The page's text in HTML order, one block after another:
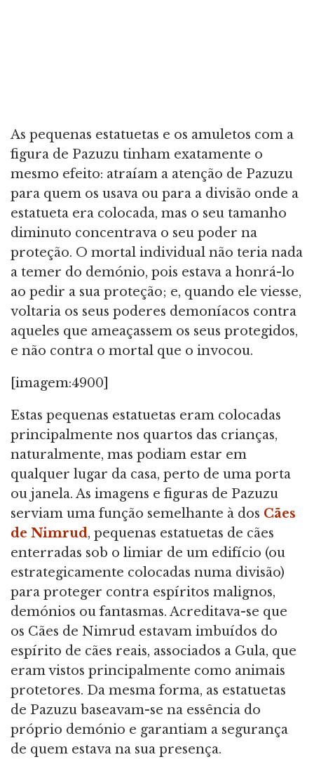
As pequenas estatuetas e os amuletos com a
figura de Pazuzu tinham exatamente o
mesmo efeito: atraíam a atenção de Pazuzu
para quem os usava ou para a divisão onde a
estatueta era colocada, mas o seu tamanho
diminuto concentrava o seu poder na
proteção. O mortal individual não teria nada
a temer do demónio, pois estava a honrá-lo
ao pedir a sua proteção; e, quando ele viesse,
voltaria os seus poderes demoníacos contra
aqueles que ameaçassem os seus protegidos,
e não contra o mortal que o invocou.
[imagem:4900]
Estas pequenas estatuetas eram colocadas
principalmente nos quartos das crianças,
naturalmente, mas podiam estar em
qualquer lugar da casa, perto de uma porta
ou janela. As imagens e figuras de Pazuzu
serviam uma função semelhante à dos Cães
de Nimrud, pequenas estatuetas de cães
enterradas sob o limiar de um edifício (ou
estrategicamente colocadas numa divisão)
para proteger contra espíritos malignos,
demónios ou fantasmas. Acreditava-se que
os Cães de Nimrud estavam imbuídos do
espírito de cães reais, associados a Gula, que
eram vistos principalmente como animais
protetores. Da mesma forma, as estatuetas
de Pazuzu baseavam-se na essência do
próprio demónio e garantiam a segurança
de quem estava na sua presença.